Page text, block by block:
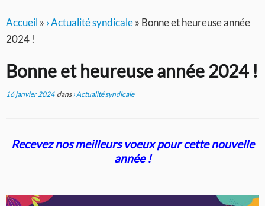
Accueil » › Actualité syndicale» Bonne et heureuse année
2024 !
Bonne et heureuse année 2024 !
16 janvier 2024dans› Actualité syndicale
Recevez nos meilleurs voeux pour cette nouvelle
année !